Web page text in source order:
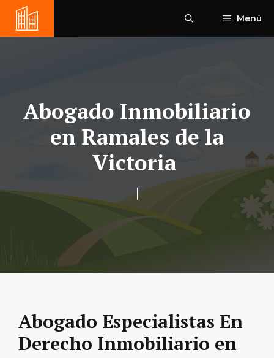
Saltar
contenido
Menú
Abogado Inmobiliario
en Ramales de la
Victoria
Abogado Especialistas En
Derecho Inmobiliario en